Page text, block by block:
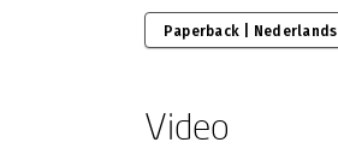
Paperback | Nederlands
Video